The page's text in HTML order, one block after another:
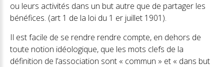
ou leurs activités dans un but autre que de partager les
bénéfices. (art 1 de la loi du 1 er juillet 1901).
Il est facile de se rendre rendre compte, en dehors de
toute notion idéologique, que les mots clefs de la
définition de l’association sont « commun » et « dans but